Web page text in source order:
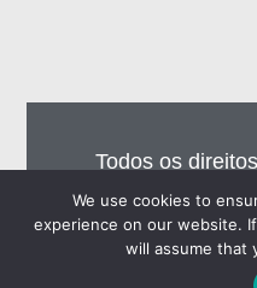
Todos os direitos
Eiros do Brasil Ltda
We use cookies to
experience on our website.
will assume that